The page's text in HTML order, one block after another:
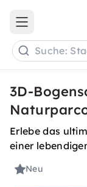
Open main
Suche:
3D-
Erlebe das
einer
Neu